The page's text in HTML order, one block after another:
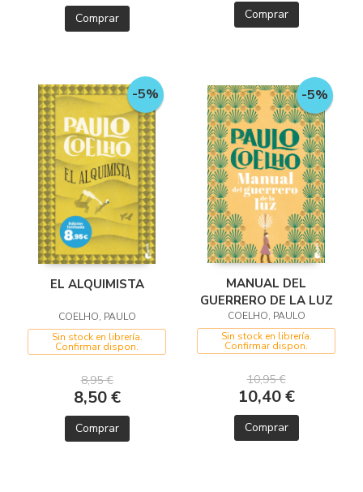
Comprar Comprar
-5%
EL ALQUIMISTA
COELHO, PAULO
Sin stock en librería.
Confirmar dispon.
8,95 €
8,50 €
Comprar
-5%
MANUAL DEL
GUERRERO DE LA LUZ
COELHO, PAULO
Sin stock en librería.
Confirmar dispon.
10,95 €
10,40 €
Comprar